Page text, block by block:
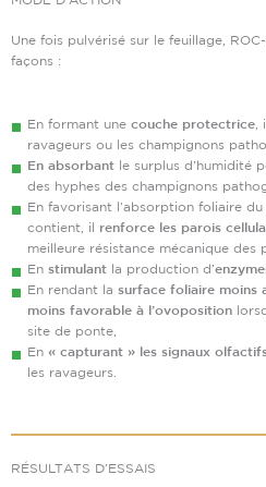
Une fois pulvérisé sur le feuillage,
façons :
En formant une couche protectrice
ravageurs ou les champignons
En absorbant le surplus d’humidité
des hyphes des champignons
En favorisant l’absorption foliaire
contient, il renforce les parois
meilleure résistance mécanique des
En stimulant la production d’
En rendant la surface foliaire moins
moins favorable à l’ovoposition
site de ponte,
En « capturant » les signaux
les ravageurs.
RÉSULTATS D’ESSAIS